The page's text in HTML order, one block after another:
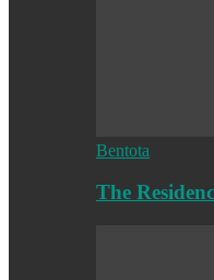
Bentota
The